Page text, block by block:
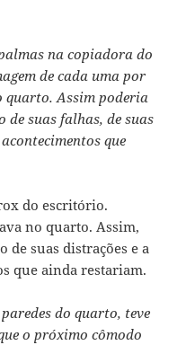
na copiadora do
de cada uma por
quarto. Assim poderia
suas falhas, de suas
que
do escritório.
no quarto. Assim,
de suas distrações e a
que ainda restariam.
do quarto, teve
o próximo cômodo